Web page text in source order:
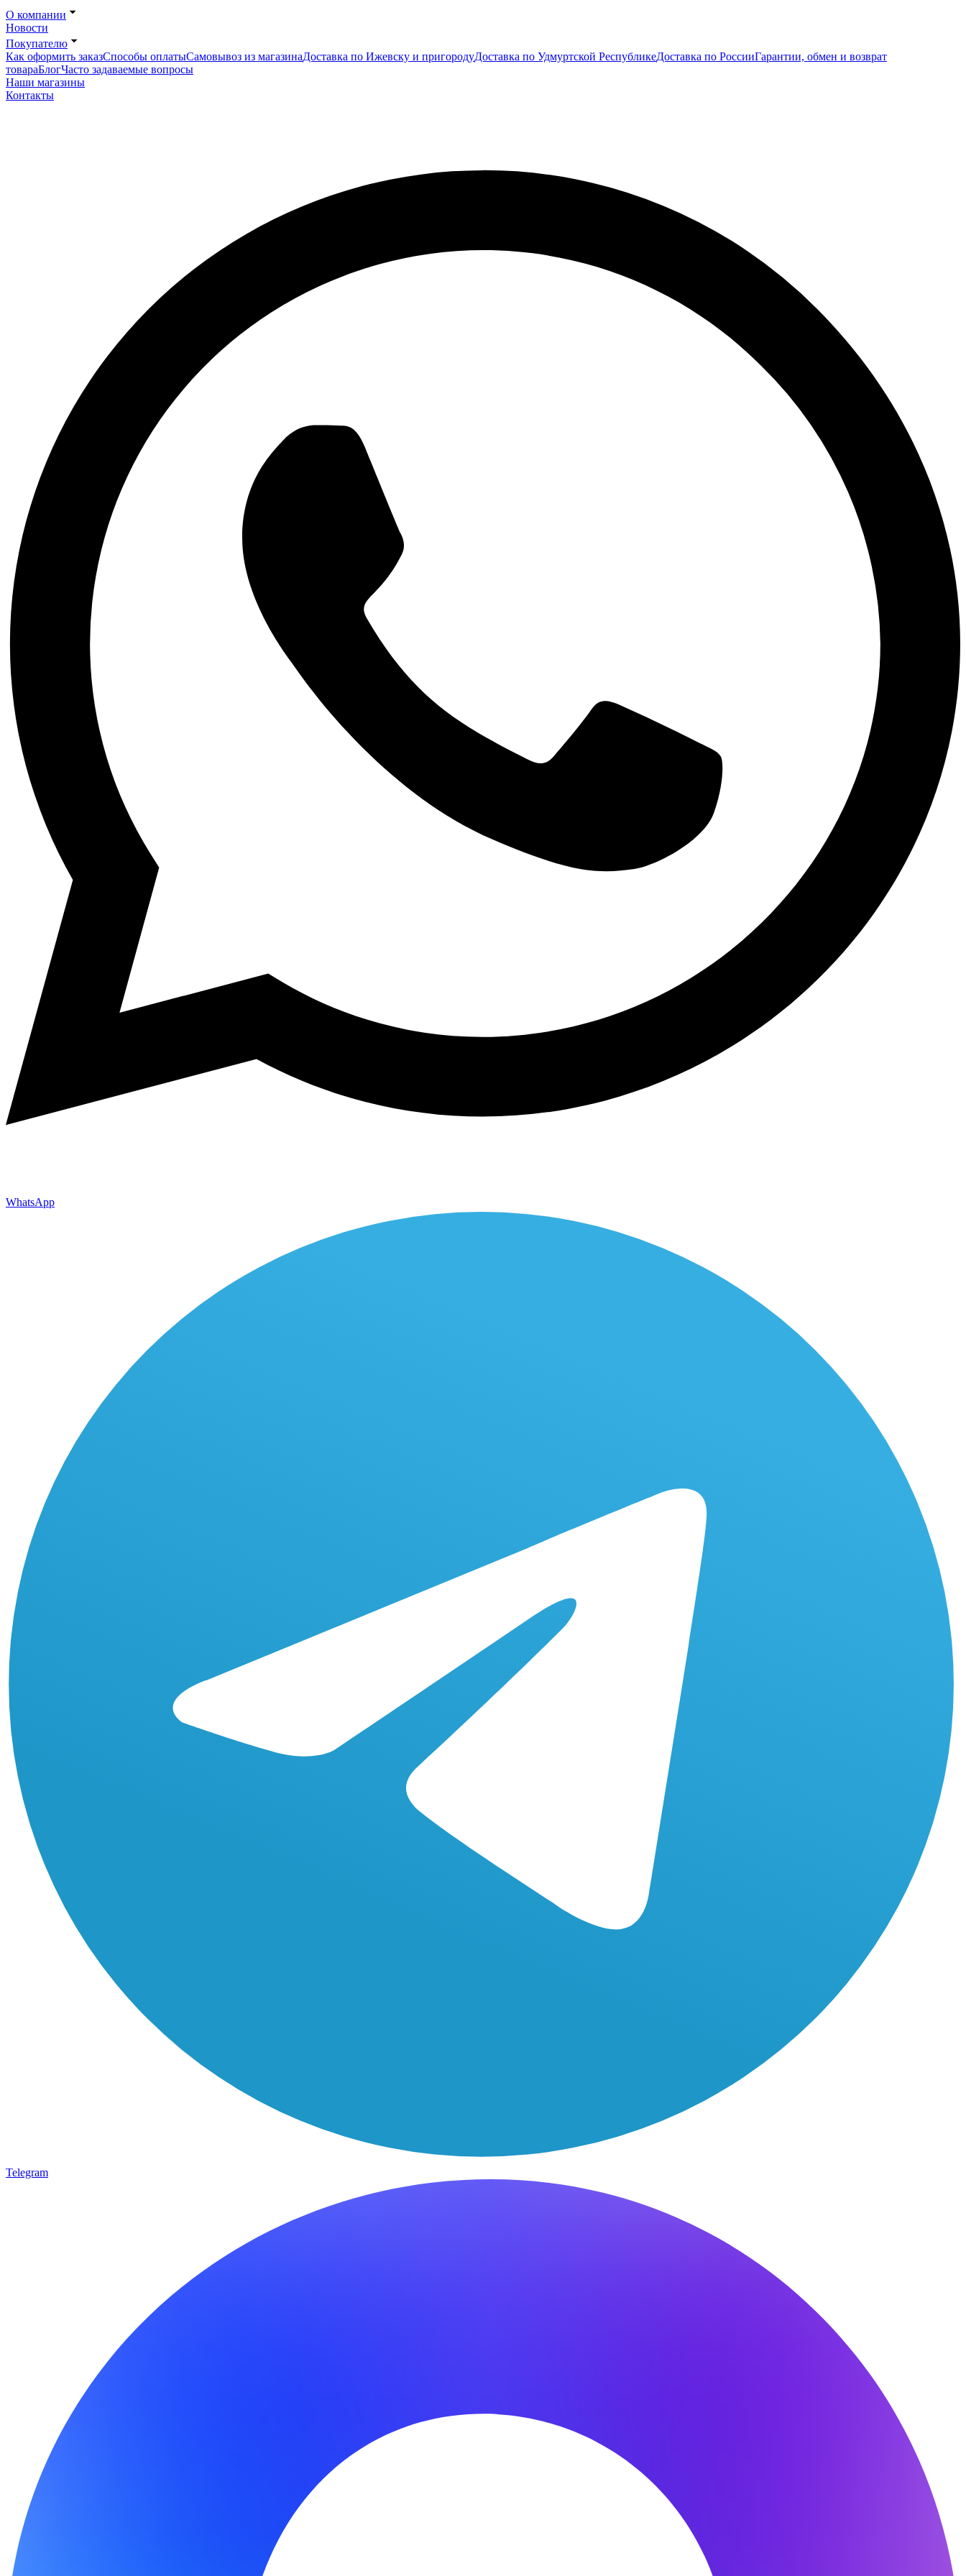
О компании
Новости
Покупателю
Как оформить заказСпособы оплатыСамовывоз из магазинаДоставка по Ижевску и пригородуДоставка по Удмуртской РеспубликеДоставка по РоссииГарантии, обмен и возврат
товараБлогЧасто задаваемые вопросы
Наши магазины
Контакты
WhatsApp
Telegram